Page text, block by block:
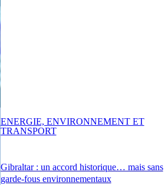
Gibraltar : un accord historique… mais sans
garde-fous environnementaux
ENERGIE, ENVIRONNEMENT ET
TRANSPORT